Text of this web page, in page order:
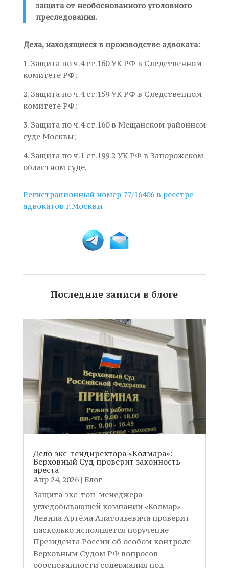
защита от необоснованного уголовного
преследования.
Дела, находящиеся в производстве адвоката:
1. Защита по ч.4 ст.160УК РФ в Следственном
комитете РФ;
2. Защита по ч.4 ст.159 УК РФ в Следственном
комитете РФ;
3. Защита по ч.4 ст.160 в Мещанском районном
суде Москвы;
4. Защита по ч.1 ст.199.2 УК РФ в Запорожском
областном суде.
Регистрационный номер 77/16406 в реестре
адвокатов г.Москвы
Последние записи в блоге
Дело экс-гендиректора «Колмара»:
Верховный Суд проверит законность
ареста
Апр 24, 2026| Блог
Защита экс-топ-менеджера
угледобывающей компании «Колмар» -
Левина Артёма Анатольевича проверит
насколько исполняется поручение
Президента России об особом контроле
Верховным Судом РФ вопросов
обоснованности содержания под